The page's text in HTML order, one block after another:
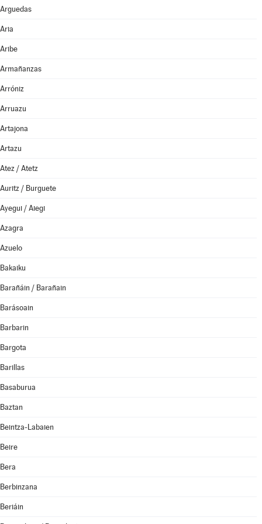
Arguedas
Aria
Aribe
Armañanzas
Arróniz
Arruazu
Artajona
Artazu
Atez / Atetz
Auritz / Burguete
Ayegui / Aiegi
Azagra
Azuelo
Bakaiku
Barañáin / Barañain
Barásoain
Barbarin
Bargota
Barillas
Basaburua
Baztan
Beintza-Labaien
Beire
Bera
Berbinzana
Beriáin